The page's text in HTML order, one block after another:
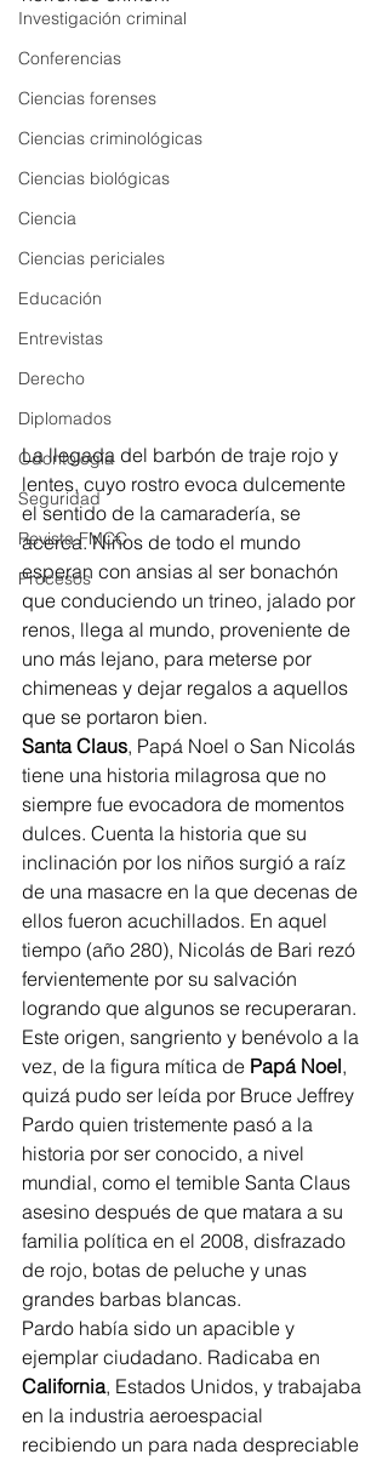
Investigación criminal
Conferencias
Ciencias forenses
Ciencias criminológicas
Ciencias biológicas
Ciencia
Ciencias periciales
Educación
Entrevistas
Derecho
Diplomados
Odontología
Seguridad
Revista FMCC
Procesos
La llegada del barbón de traje rojo y
lentes, cuyo rostro evoca dulcemente
el sentido de la camaradería, se
acerca. Niños de todo el mundo
esperan con ansias al ser bonachón
que conduciendo un trineo, jalado por
renos, llega al mundo, proveniente de
uno más lejano, para meterse por
chimeneas y dejar regalos a aquellos
que se portaron bien.
Santa Claus, Papá Noel o San Nicolás
tiene una historia milagrosa que no
siempre fue evocadora de momentos
dulces. Cuenta la historia que su
inclinación por los niños surgió a raíz
de una masacre en la que decenas de
ellos fueron acuchillados. En aquel
tiempo (año 280), Nicolás de Bari rezó
fervientemente por su salvación
logrando que algunos se recuperaran.
Este origen, sangriento y benévolo a la
vez, de la figura mítica de Papá Noel,
quizá pudo ser leída por Bruce Jeffrey
Pardo quien tristemente pasó a la
historia por ser conocido, a nivel
mundial, como el temible Santa Claus
asesino después de que matara a su
familia política en el 2008, disfrazado
de rojo, botas de peluche y unas
grandes barbas blancas.
Pardo había sido un apacible y
ejemplar ciudadano. Radicaba en
California, Estados Unidos, y trabajaba
en la industria aeroespacial
recibiendo un para nada despreciable